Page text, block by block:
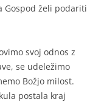
Gospod želi podariti
svoj odnos z
se udeležimo
Božjo milost.
postala kraj